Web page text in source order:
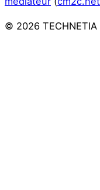
© 2026